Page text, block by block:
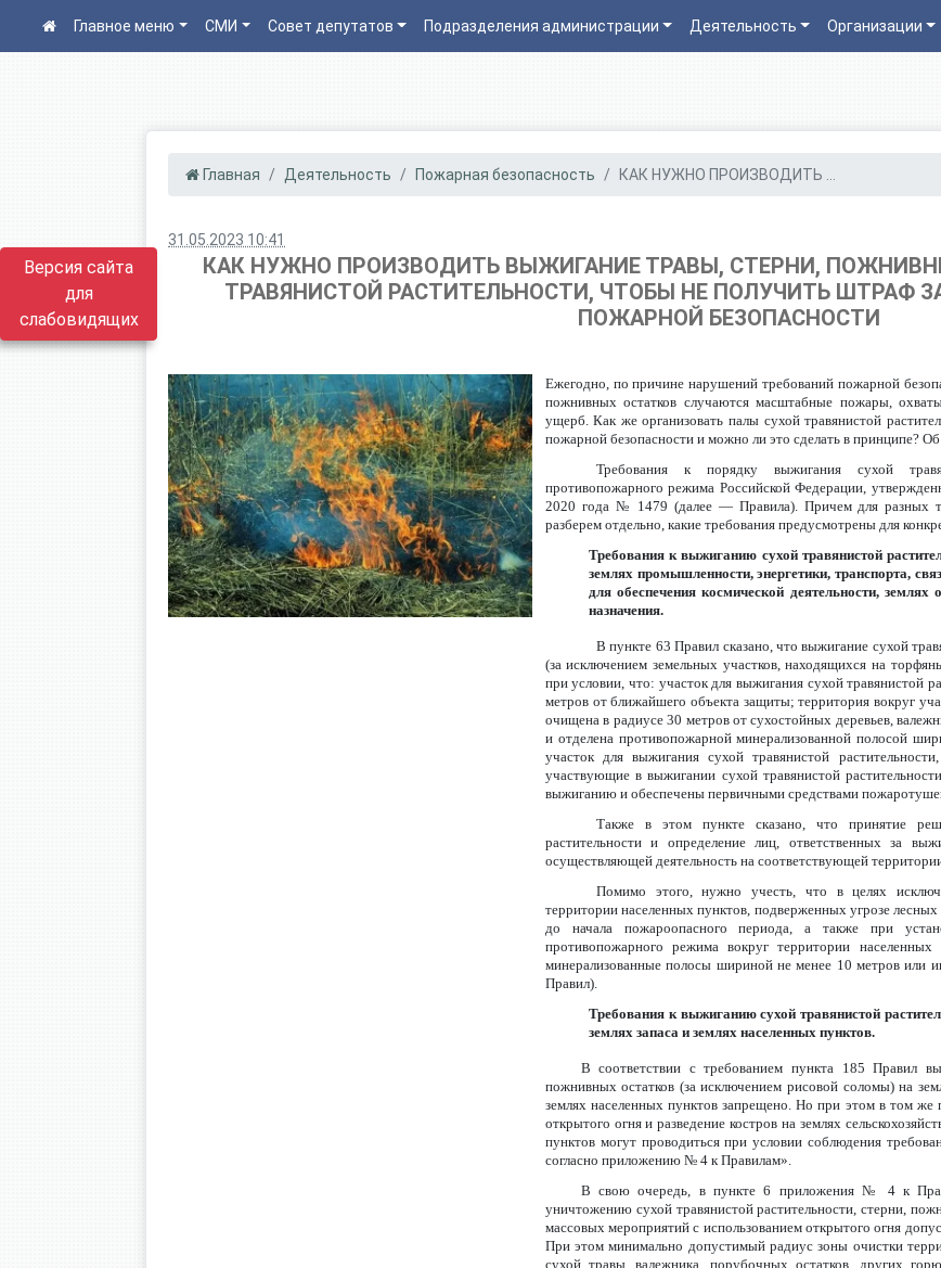
Версия сайта
для
слабовидящих
Главное меню СМИ Совет депутатов Подразделения администрации Деятельность Организации
Главная Деятельность Пожарная безопасность КАК НУЖНО ПРОИЗВОДИТЬ ...
31.05.2023 10:41
КАК НУЖНО ПРОИЗВОДИТЬ ВЫЖИГАНИЕ ТРАВЫ, СТЕРНИ,
ТРАВЯНИСТОЙ РАСТИТЕЛЬНОСТИ, ЧТОБЫ НЕ ПОЛУЧИТЬ ШТРАФ
ПОЖАРНОЙ БЕЗОПАСНОСТИ
Ежегодно, по причине нарушений требований пожарной
пожнивных остатков случаются масштабные пожары,
ущерб. Как же организовать палы сухой травянистой
пожарной безопасности и можно ли это сделать в принципе?
Требования к порядку выжигания сухой
противопожарного режима Российской Федерации,
2020 года № 1479 (далее — Правила). Причем для разных
разберем отдельно, какие требования предусмотрены для
Требования к выжиганию сухой травянистой
землях промышленности, энергетики, транспорта,
для обеспечения космической деятельности,
назначения.
В пункте 63 Правил сказано, что выжигание сухой
(за исключением земельных участков, находящихся на
при условии, что: участок для выжигания сухой травянистой
метров от ближайшего объекта защиты; территория вокруг
очищена в радиусе 30 метров от сухостойных деревьев,
и отделена противопожарной минерализованной полосой
участок для выжигания сухой травянистой
участвующие в выжигании сухой травянистой
выжиганию и обеспечены первичными средствами
Также в этом пункте сказано, что принятие
растительности и определение лиц, ответственных за
осуществляющей деятельность на соответствующей
Помимо этого, нужно учесть, что в целях
территории населенных пунктов, подверженных угрозе
до начала пожароопасного периода, а также при
противопожарного режима вокруг территории
минерализованные полосы шириной не менее 10 метров или
Правил).
Требования к выжиганию сухой травянистой
землях запаса и землях населенных пунктов.
В соответствии с требованием пункта 185 Правил
пожнивных остатков (за исключением рисовой соломы) на
землях населенных пунктов запрещено. Но при этом в том же
открытого огня и разведение костров на землях
пунктов могут проводиться при условии соблюдения
согласно приложению № 4 к Правилам».
В свою очередь, в пункте 6 приложения № 4 к
уничтожению сухой травянистой растительности, стерни,
массовых мероприятий с использованием открытого огня
При этом минимально допустимый радиус зоны очистки
сухой травы, валежника, порубочных остатков, других